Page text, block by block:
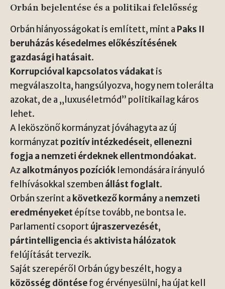
Orbán bejelentése és a politikai felelősség
Orbán hiányosságokat is említett, mint a Paks II
beruházás késedelmes előkészítésének
gazdasági hatásait.
Korrupcióval kapcsolatos vádakatis
megválaszolta, hangsúlyozva, hogy nem tolerálta
azokat, de a „luxuséletmód” politikailag káros
lehet.
A leköszönő kormányzat jóváhagyta az új
kormányzatpozitív intézkedéseit, ellenezni
fogja a nemzeti érdeknek ellentmondóakat.
Az alkotmányos pozíciók lemondására irányuló
felhívásokkal szemben állást foglalt.
Orbán szerint a következő kormánya nemzeti
eredményeketépítse tovább, ne bontsa le.
Parlamenti csoportújraszervezését,
pártintelligencia és aktivista hálózatok
felújítását tervezik.
Saját szerepéről Orbán úgy beszélt, hogy a
közösség döntésefog érvényesülni, ha újat kell